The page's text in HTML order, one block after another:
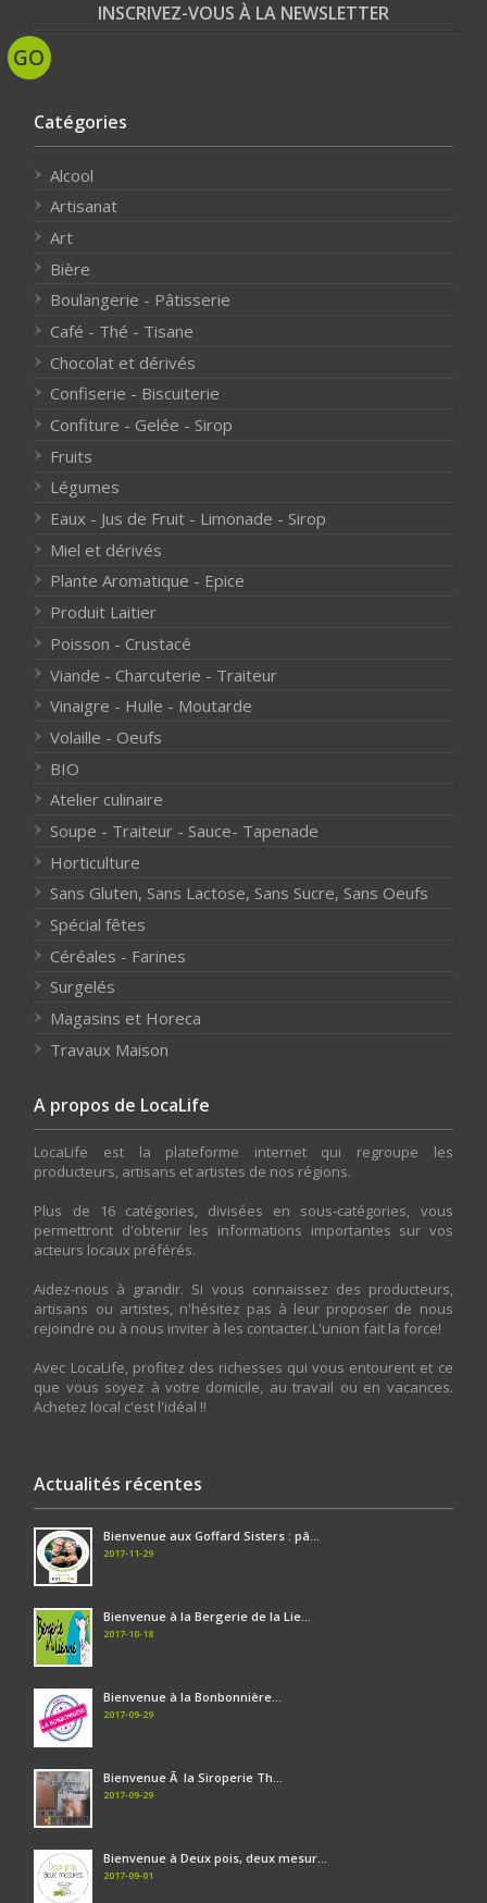
INSCRIVEZ-VOUS À LA NEWSLETTER
Catégories
Alcool
Artisanat
Art
Bière
Boulangerie - Pâtisserie
Café - Thé - Tisane
Chocolat et dérivés
Confiserie - Biscuiterie
Confiture - Gelée - Sirop
Fruits
Légumes
Eaux - Jus de Fruit - Limonade - Sirop
Miel et dérivés
Plante Aromatique - Epice
Produit Laitier
Poisson - Crustacé
Viande - Charcuterie - Traiteur
Vinaigre - Huile - Moutarde
Volaille - Oeufs
BIO
Atelier culinaire
Soupe - Traiteur - Sauce- Tapenade
Horticulture
Sans Gluten, Sans Lactose, Sans Sucre, Sans Oeufs
Spécial fêtes
Céréales - Farines
Surgelés
Magasins et Horeca
Travaux Maison
A propos de LocaLife
LocaLife est la plateforme internet qui regroupe les
producteurs, artisans et artistes de nos régions.
Plus de 16 catégories, divisées en sous-catégories, vous
permettront d'obtenir les informations importantes sur vos
acteurs locaux préférés.
Aidez-nous à grandir. Si vous connaissez des producteurs,
artisans ou artistes, n'hésitez pas à leur proposer de nous
rejoindre ou à nous inviter à les contacter.L'union fait la force!
Avec LocaLife, profitez des richesses qui vous entourent et ce
que vous soyez à votre domicile, au travail ou en vacances.
Achetez local c'est l'idéal !!
Actualités récentes
Bienvenue aux Goffard Sisters : pâ...
2017-11-29
Bienvenue à la Bergerie de la Lie...
2017-10-18
Bienvenue à la Bonbonnière...
2017-09-29
Bienvenue Ã la Siroperie Th...
2017-09-29
Bienvenue à Deux pois, deux mesur...
2017-09-01